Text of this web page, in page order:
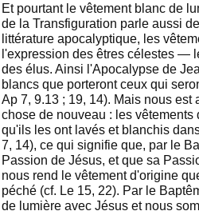
Et pourtant le vêtement blanc de
de la Transfiguration parle aussi
littérature apocalyptique, les
l'expression des êtres célestes —
des élus. Ainsi l'Apocalypse de
blancs que porteront ceux qui
Ap 7, 9.13 ; 19, 14). Mais nous
chose de nouveau : les
qu'ils les ont lavés et blanchis
7, 14), ce qui signifie que, par le
Passion de Jésus, et que sa
nous rend le vêtement d'origine
péché (cf. Le 15, 22). Par le
de lumière avec Jésus et nous